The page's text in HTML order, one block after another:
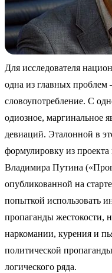
Для исследователя
одна из главных проблем
словоупотребление. С
одиозное, маргинальное
девиаций. Эталонной в
формулировку из
Владимира Путина
опубликованной на
попыткой использовать
пропаганды жестокости,
наркомании, курения и
политической
логического ряда.